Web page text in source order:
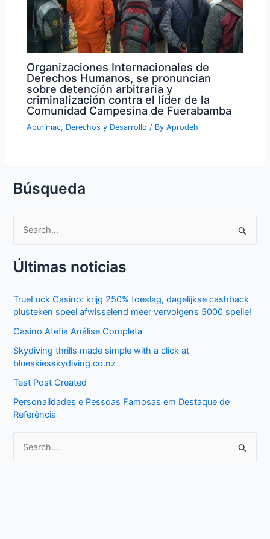
Organizaciones Internacionales de
Derechos Humanos, se pronuncian
sobre detención arbitraria y
criminalización contra el líder de la
Comunidad Campesina de Fuerabamba
Apurímac, Derechos y Desarrollo / ByAprodeh
Búsqueda
a
c
h
f
o
Últimas noticias
TrueLuck Casino: krijg 250% toeslag, dagelijkse cashback
plusteken speel afwisselend meer vervolgens 5000 spelle!
Casino Atefia Análise Completa
Skydiving thrills made simple with a click at
blueskiesskydiving.co.nz
Test Post Created
Personalidades e Pessoas Famosas em Destaque de
Referência